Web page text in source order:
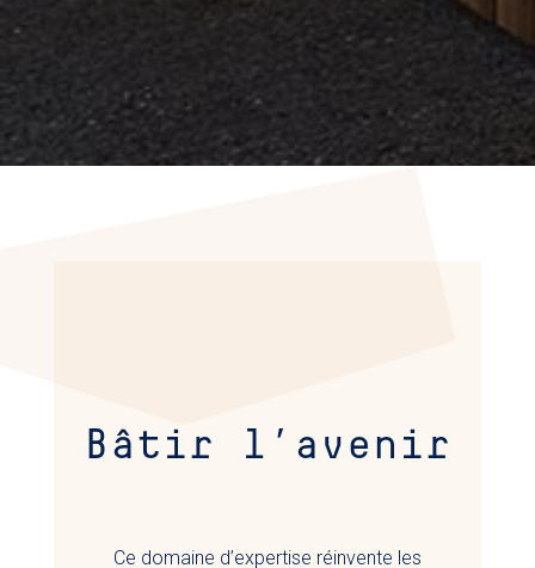
Bâtir l’avenir
Ce domaine d’expertise réinvente les